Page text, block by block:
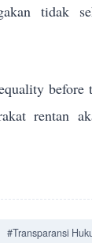
tidak
rentan
#Transparansi